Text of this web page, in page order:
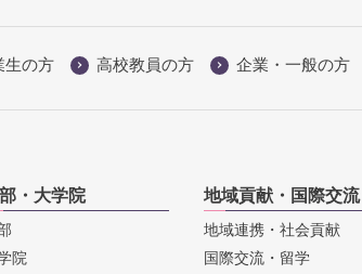
生の方 高校教員の方 企業・一般の方
・大学院
院
地域貢献・国際交流
地域連携・社会貢献
国際交流・留学